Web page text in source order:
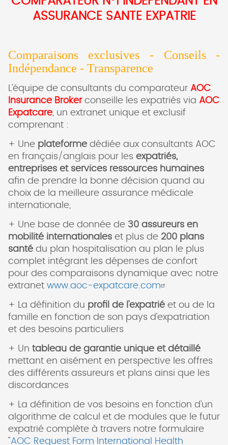
ASSURANCE SANTE EXPATRIE
Comparaisons exclusives - Conseils -
Indépendance - Transparence
L'équipe de consultants du comparateur AOC
Insurance Broker conseille les expatriés via AOC
Expatcare, un extranet unique et exclusif
comprenant :
+ Une plateformedédiée aux consultants AOC
en français/anglais pour les expatriés,
entreprises et services ressources humaines
afin de prendre la bonne décision quand au
choix de la meilleure assurance médicale
internationale,
+ Une base de donnée de 30 assureurs en
mobilité internationales et plus de200 plans
santédu plan hospitalisation au plan le plus
complet intégrant les dépenses de confort
pour des comparaisons dynamique avec notre
extranet www.aoc-expatcare.com
+ La définition du profil de l'expatriéet ou de la
famille en fonction de son pays d'expatriation
et des besoins particuliers
+ Un tableau de garantie unique et détaillé
mettant en aisément en perspective les offres
des différents assureurs et plans ainsi que les
discordances
+ La définition de vos besoins en fonction d'un
algorithme de calcul et de modules que le futur
expatrié complète à travers notre formulaire
AOC Request Form International Health